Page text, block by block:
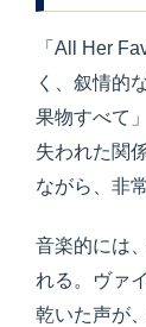
「All Her
く、叙情的
果物すべて
失われた関
ながら、非
音楽的には
れる。ヴァ
乾いた声が